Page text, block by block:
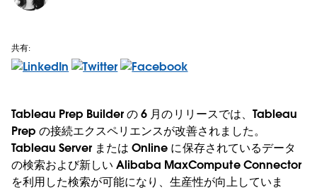
共有:
Tableau Prep Builder の 6 月のリリースでは、Tableau
Prep の接続エクスペリエンスが改善されました。
Tableau Server または Online に保存されているデータ
の検索および新しい Alibaba MaxCompute Connector
を利用した検索が可能になり、生産性が向上していま